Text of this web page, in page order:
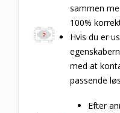
sammen
100%
Hvis du er
med at
passende
Efter